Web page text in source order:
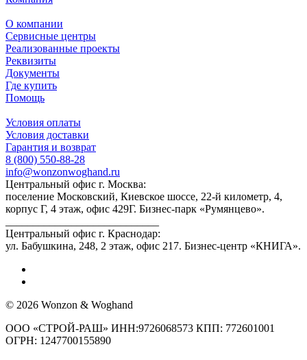
О компании
Сервисные центры
Реализованные проекты
Реквизиты
Документы
Где купить
Помощь
Условия оплаты
Условия доставки
Гарантия и возврат
8 (800) 550-88-28
info@wonzonwoghand.ru
Центральный офис г. Москва:
поселение Московский, Киевское шоссе, 22-й километр, 4,
корпус Г, 4 этаж, офис 429Г. Бизнес-парк «Румянцево».
Центральный офис г. Краснодар:
ул. Бабушкина, 248, 2 этаж, офис 217. Бизнес-центр «КНИГА».
© 2026 Wonzon & Woghand
ООО «СТРОЙ-РАШ» ИНН:9726068573 КПП: 772601001
ОГРН: 1247700155890